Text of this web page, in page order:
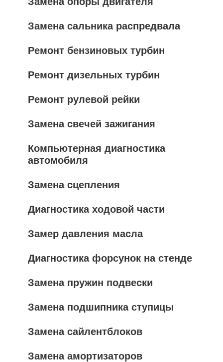
Замена сальника распредвала
Ремонт бензиновых турбин
Ремонт дизельных турбин
Ремонт рулевой рейки
Замена свечей зажигания
Компьютерная диагностика
автомобиля
Замена сцепления
Диагностика ходовой части
Замер давления масла
Диагностика форсунок на стенде
Замена пружин подвески
Замена подшипника ступицы
Замена сайлентблоков
Замена амортизаторов